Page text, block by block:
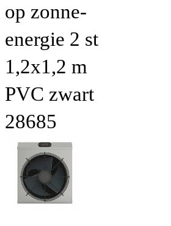
op zonne-
energie 2 st
1,2x1,2 m
PVC zwart
28685